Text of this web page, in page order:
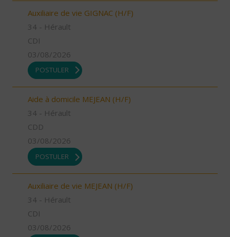
Auxiliaire de vie GIGNAC (H/F)
34 - Hérault
CDI
03/08/2026
POSTULER
Aide à domicile MEJEAN (H/F)
34 - Hérault
CDD
03/08/2026
POSTULER
Auxiliaire de vie MEJEAN (H/F)
34 - Hérault
CDI
03/08/2026